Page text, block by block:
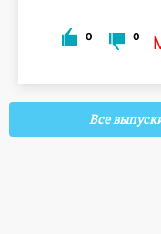
0 0
Все